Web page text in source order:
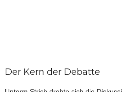
Der Kern der Debatte